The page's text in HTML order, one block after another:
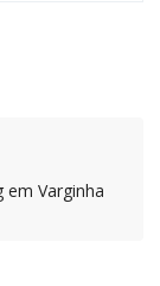
em Varginha